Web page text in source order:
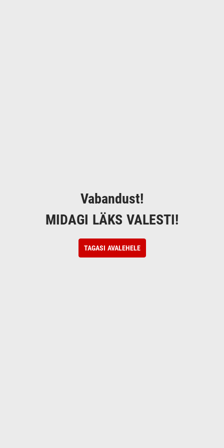
Vabandust!
MIDAGI LÄKS VALESTI!
TAGASI AVALEHELE